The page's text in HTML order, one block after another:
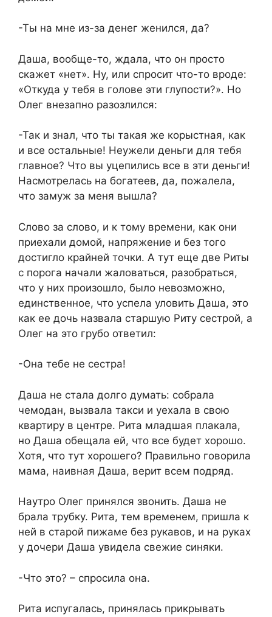
-Ты на мне из-за денег женился, да?
Даша, вообще-то, ждала, что он просто
скажет «нет». Ну, или спросит что-то вроде:
«Откуда у тебя в голове эти глупости?». Но
Олег внезапно разозлился:
-Так и знал, что ты такая же корыстная, как
и все остальные! Неужели деньги для тебя
главное? Что вы уцепились все в эти деньги!
Насмотрелась на богатеев, да, пожалела,
что замуж за меня вышла?
Слово за слово, и к тому времени, как они
приехали домой, напряжение и без того
достигло крайней точки. А тут еще две Риты
с порога начали жаловаться, разобраться,
что у них произошло, было невозможно,
единственное, что успела уловить Даша, это
как ее дочь назвала старшую Риту сестрой, а
Олег на это грубо ответил:
-Она тебе не сестра!
Даша не стала долго думать: собрала
чемодан, вызвала такси и уехала в свою
квартиру в центре. Рита младшая плакала,
но Даша обещала ей, что все будет хорошо.
Хотя, что тут хорошего? Правильно говорила
мама, наивная Даша, верит всем подряд.
Наутро Олег принялся звонить. Даша не
брала трубку. Рита, тем временем, пришла к
ней в старой пижаме без рукавов, и на руках
у дочери Даша увидела свежие синяки.
-Что это? – спросила она.
Рита испугалась, принялась прикрывать